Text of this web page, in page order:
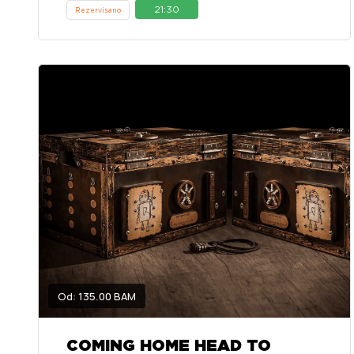
Rezervisano 21:30
Od: 135.00 BAM
COMING HOME HEAD TO